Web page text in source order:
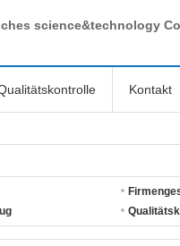
science&technology
Kontakt